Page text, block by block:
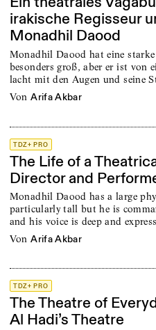
irakische Regisseur
Monadhil Daood
Monadhil Daood hat eine
besonders groß, aber er ist von
lacht mit den Augen und seine
von Arifa Akbar
TDZ+ PRO
The Life of a
Director and
Monadhil Daood has a large
particularly tall but he is
and his voice is deep and
von Arifa Akbar
TDZ+ PRO
The Theatre of
Al Hadi’s Theatre